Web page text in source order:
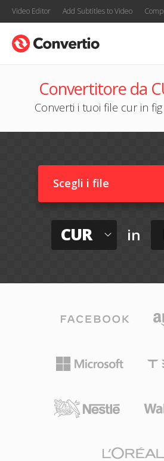
Video Editor Add Subtitles to Video
Convertitore da
Converti i tuoi file cur in
Scegli i file
CUR in